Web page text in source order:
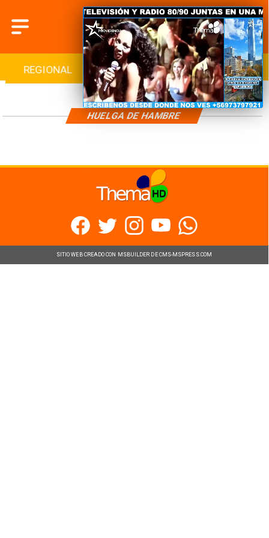
REGIONAL INTERNACIONAL DEPORTES
HUELGA DE HAMBRE
SITIO WEB CREADO CON MSBUILDER DE CMS-MSPRESS.COM